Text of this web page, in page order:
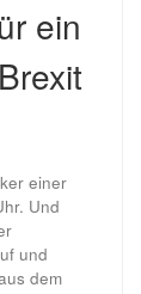
ein
einer
Und
und
dem